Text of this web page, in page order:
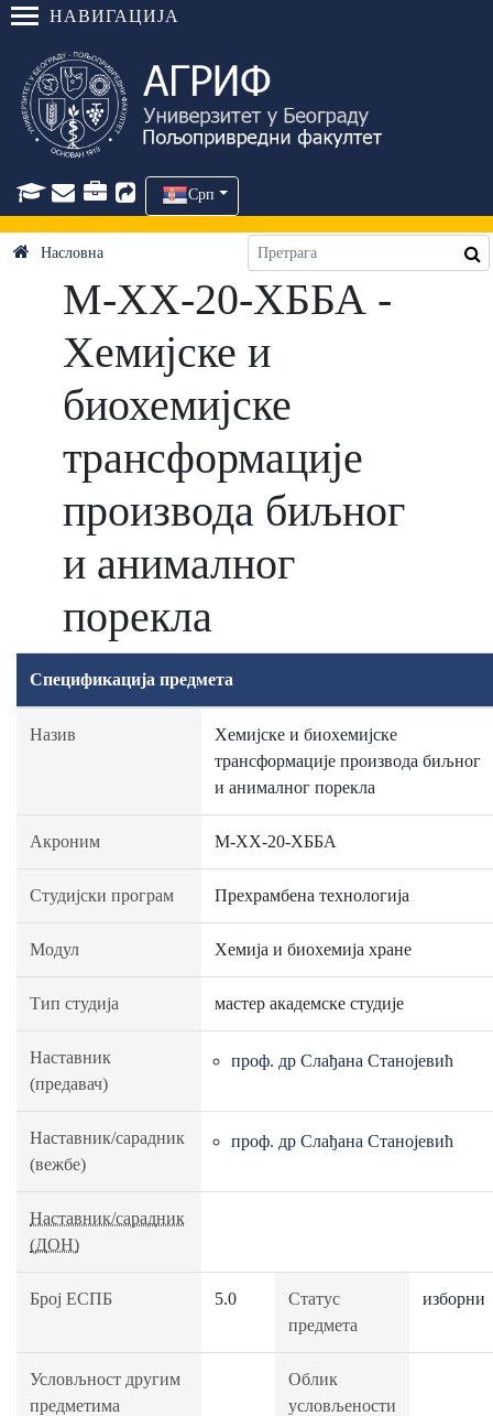
НАВИГАЦИЈА
Срп
Насловна
М-ХХ-20-ХББА -
Хемијске и
биохемијске
трансформације
производа биљног
и анималног
порекла
Спецификација предмета
Назив
Хемијске и биохемијске
трансформације производа биљног
и анималног порекла
Акроним М-ХХ-20-ХББА
Студијски програм Прехрамбена технологија
Модул Хемија и биохемија хране
Тип студија мастер академске студије
Наставник
(предавач)
проф. др Слађана Станојевић
Наставник/сарадник
(вежбе)
проф. др Слађана Станојевић
Наставник/сарадник
(ДОН)
Број ЕСПБ 5.0
Статус
предмета
изборни
Условљност другим
предметима
Облик
условљености